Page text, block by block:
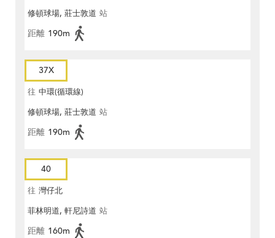
修頓球場, 莊士敦道 站
距離 190m
37X
往 中環(循環線)
修頓球場, 莊士敦道 站
距離 190m
40
往 灣仔北
菲林明道, 軒尼詩道 站
距離 160m